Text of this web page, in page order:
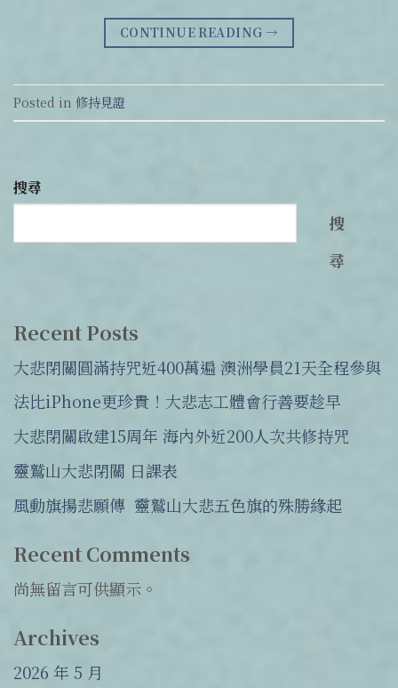
CONTINUE READING →
Posted in 修持見證
搜尋
搜
尋
Recent Posts
大悲閉關圓滿持咒近400萬遍 澳洲學員21天全程參與
法比iPhone更珍貴！大悲志工體會行善要趁早
大悲閉關啟建15周年 海內外近200人次共修持咒
靈鷲山大悲閉關 日課表
風動旗揚悲願傳 靈鷲山大悲五色旗的殊勝緣起
Recent Comments
尚無留言可供顯示。
Archives
2026 年 5 月